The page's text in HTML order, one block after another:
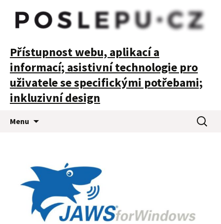
POSLEPU
Přístupnost webu, aplikací a
informací; asistivní technologie pro
uživatele se specifickými potřebami;
inkluzivní design
Menu